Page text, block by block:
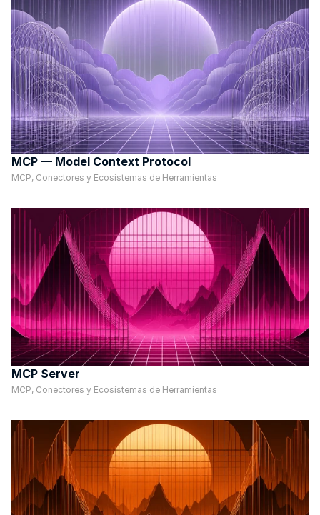
MCP — Model Context Protocol
MCP, Conectores y Ecosistemas de Herramientas
MCP Server
MCP, Conectores y Ecosistemas de Herramientas